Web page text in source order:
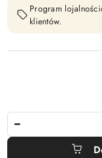
Program
klientów.